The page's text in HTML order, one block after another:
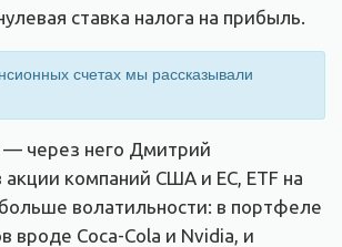
ставка налога на прибыль.
счетах мы рассказывали
— через него Дмитрий
акции компаний США и ЕС, ETF на
волатильности: в портфеле
вроде Coca-Cola и Nvidia, и